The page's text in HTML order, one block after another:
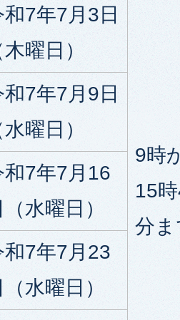
和7年7月3日
木曜日）
9時
15
分
和7年7月9日
水曜日）
和7年7月16
（水曜日）
和7年7月23
（水曜日）